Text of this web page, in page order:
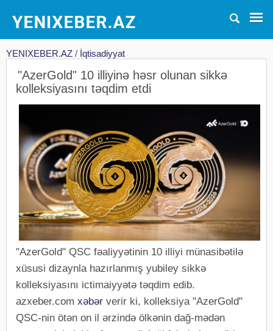
YENIXEBER.AZ / İqtisadiyyat
"AzerGold" 10 illiyinə həsr olunan sikkə
kolleksiyasını təqdim etdi
"AzerGold" QSC fəaliyyətinin 10 illiyi münasibətilə
xüsusi dizaynla hazırlanmış yubiley sikkə
kolleksiyasını ictimaiyyətə təqdim edib.
azxeber.com xəbər verir ki, kolleksiya "AzerGold"
QSC-nin ötən on il ərzində ölkənin dağ-mədən